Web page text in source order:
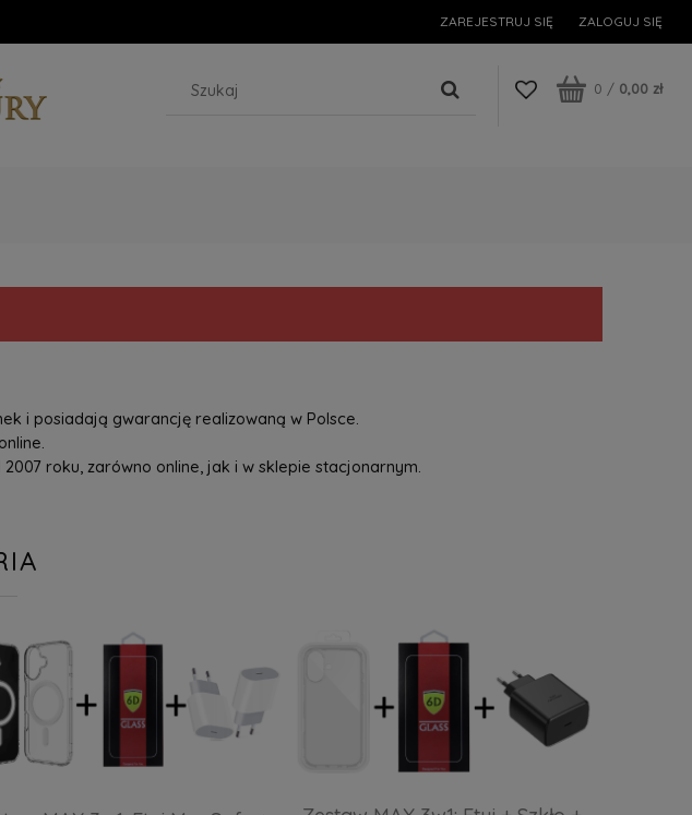
ZAREJESTRUJ SIĘ ZALOGUJ SIĘ
0 / 0,00 zł
i posiadają gwarancję realizowaną w Polsce.
roku, zarówno online, jak i w sklepie stacjonarnym.